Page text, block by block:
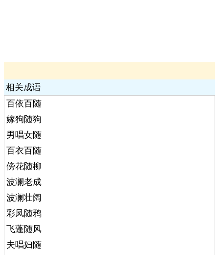
相关成语
百依百随
嫁狗随狗
男唱女随
百衣百随
傍花随柳
波澜老成
波澜壮阔
彩凤随鸦
飞蓬随风
夫唱妇随